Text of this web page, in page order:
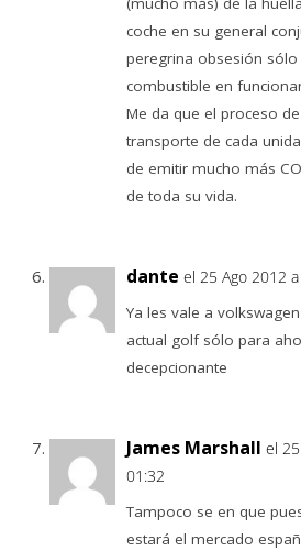
coche en su general
peregrina obsesión
combustible en
Me da que el proceso
transporte de cada
de emitir mucho más
de toda su vida.
dante el 25 Ago 2012
Ya les vale a
actual golf sólo para
decepcionante
James Marshall el
01:32
Tampoco se en que
estará el mercado